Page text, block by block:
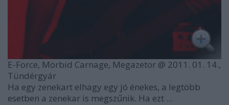
E-Force, Mörbid Carnage, Megazetor @ 2011. 01. 14.,
Tündérgyár
Ha egy zenekart elhagy egy jó énekes, a legtöbb
esetben a zenekar is megszűnik. Ha ezt ...